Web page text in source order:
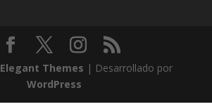
Elegant Themes | Desarrollado por
WordPress